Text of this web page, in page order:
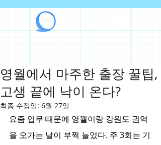
영월에서 마주한 출장 꿀팁,
고생 끝에 낙이 온다?
최종 수정일: 6월 27일
요즘 업무 때문에 영월이랑 강원도 권역
을 오가는 날이 부쩍 늘었다. 주 3회는 기